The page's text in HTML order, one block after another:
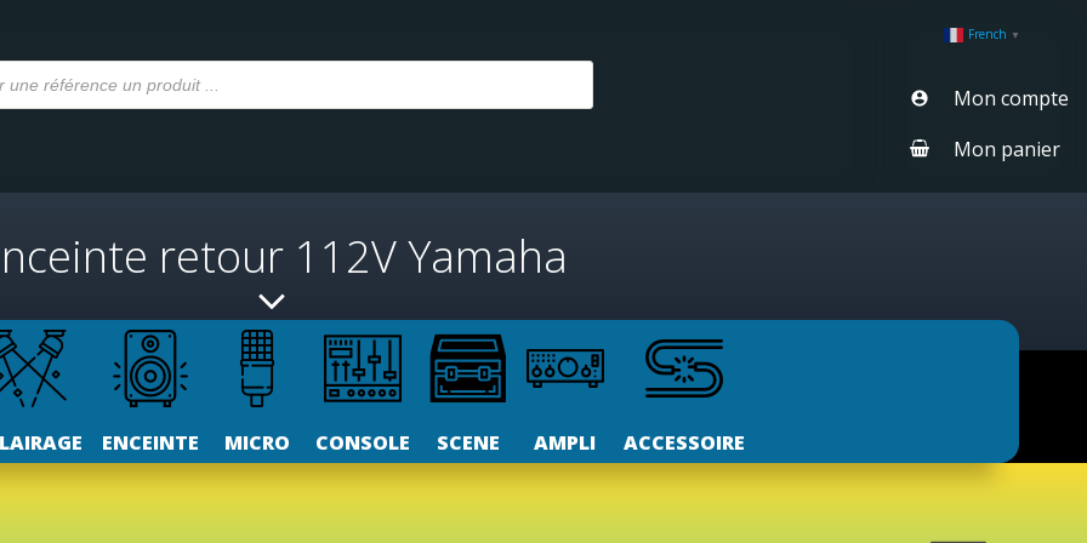
French ▼
Mon compte
Mon panier
retour 112V Yamaha
ENCEINTE MICRO CONSOLE SCENE AMPLI ACCESSOIRE